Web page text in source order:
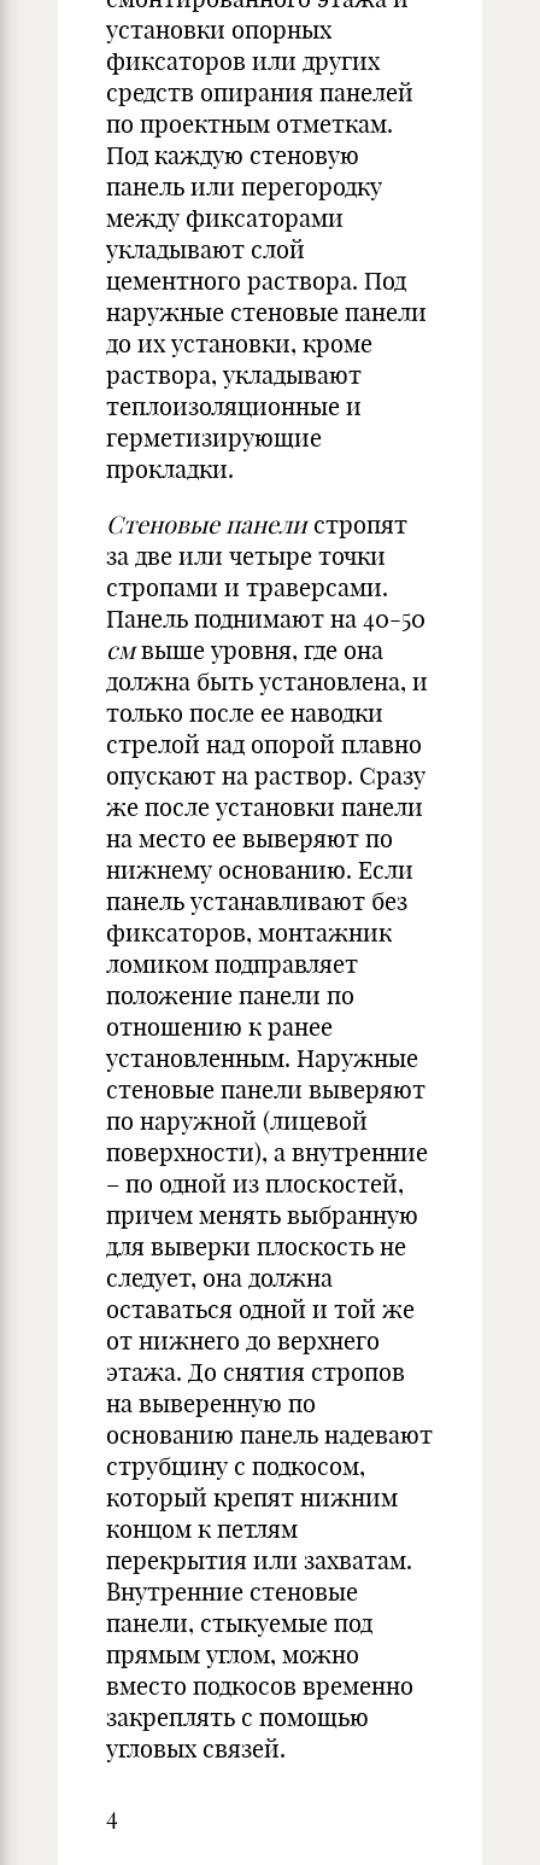
установки опорных
фиксаторов или других
средств опирания панелей
по проектным отметкам.
Под каждую стеновую
панель или перегородку
между фиксаторами
укладывают слой
цементного раствора. Под
наружные стеновые панели
до их установки, кроме
раствора, укладывают
теплоизоляционные и
герметизирующие
прокладки.
Стеновые панелистропят
за две или четыре точки
стропами и траверсами.
Панель поднимают на 40-50
смвыше уровня, где она
должна быть установлена, и
только после ее наводки
стрелой над опорой плавно
опускают на раствор. Сразу
же после установки панели
на место ее выверяют по
нижнему основанию. Если
панель устанавливают без
фиксаторов, монтажник
ломиком подправляет
положение панели по
отношению к ранее
установленным. Наружные
стеновые панели выверяют
по наружной (лицевой
поверхности), а внутренние
– по одной из плоскостей,
причем менять выбранную
для выверки плоскость не
следует, она должна
оставаться одной и той же
от нижнего до верхнего
этажа. До снятия стропов
на выверенную по
основанию панель надевают
струбцину с подкосом,
который крепят нижним
концом к петлям
перекрытия или захватам.
Внутренние стеновые
панели, стыкуемые под
прямым углом, можно
вместо подкосов временно
закреплять с помощью
угловых связей.
4